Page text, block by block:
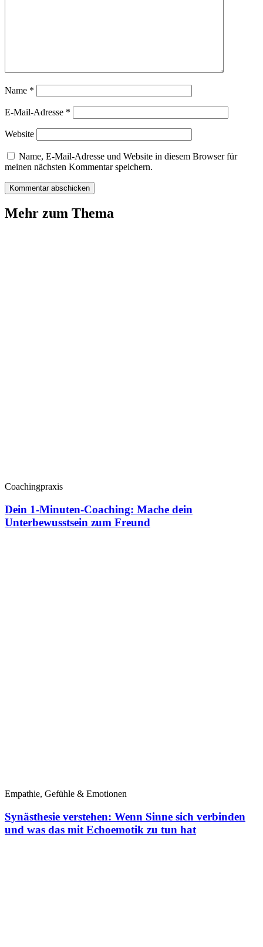
Name *
E-Mail-Adresse *
Website
Name, E-Mail-Adresse und Website in diesem Browser für
meinen nächsten Kommentar speichern.
Mehr zum Thema
Coachingpraxis
Dein 1-Minuten-Coaching: Mache dein
Unterbewusstsein zum Freund
Empathie, Gefühle & Emotionen
Synästhesie verstehen: Wenn Sinne sich verbinden
und was das mit Echoemotik zu tun hat